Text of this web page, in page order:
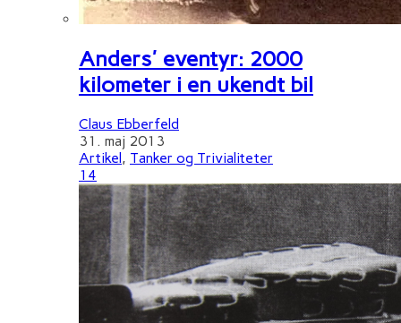
Anders' eventyr: 2000
kilometer i en ukendt bil
Claus Ebberfeld
31. maj 2013
Artikel , Tanker og Trivialiteter
14